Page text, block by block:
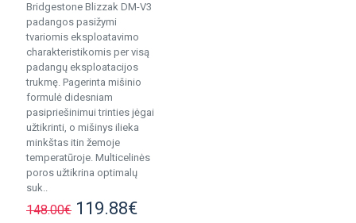
Bridgestone Blizzak DM-V3
padangos pasižymi
tvariomis eksploatavimo
charakteristikomis per visą
padangų eksploatacijos
trukmę. Pagerinta mišinio
formulė didesniam
pasipriešinimui trinties jėgai
užtikrinti, o mišinys ilieka
minkštas itin žemoje
temperatūroje. Multicelinės
poros užtikrina optimalų
suk..
148.00€ 119.88€